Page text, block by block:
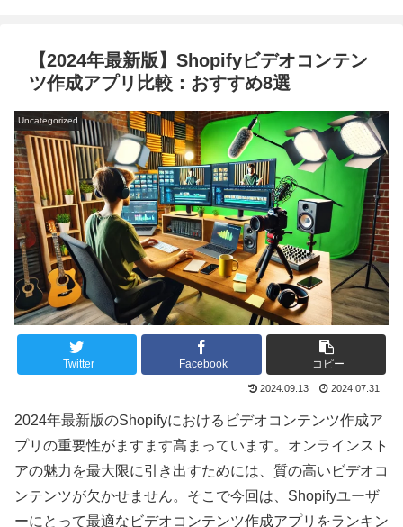
【2024年最新版】Shopifyビデオコンテン
ツ作成アプリ比較：おすすめ8選
Uncategorized
Twitter Facebook コピー
2024.09.13 2024.07.31
2024年最新版のShopifyにおけるビデオコンテンツ作成ア
プリの重要性がますます高まっています。オンラインスト
アの魅力を最大限に引き出すためには、質の高いビデオコ
ンテンツが欠かせません。そこで今回は、Shopifyユーザ
ーにとって最適なビデオコンテンツ作成アプリをランキン